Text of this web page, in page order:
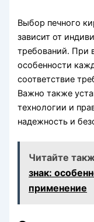
Выбор печного
зависит от
требований. При
особенности
соответствие
Важно также
технологии и
надежность и
Читайте
знак:
применение